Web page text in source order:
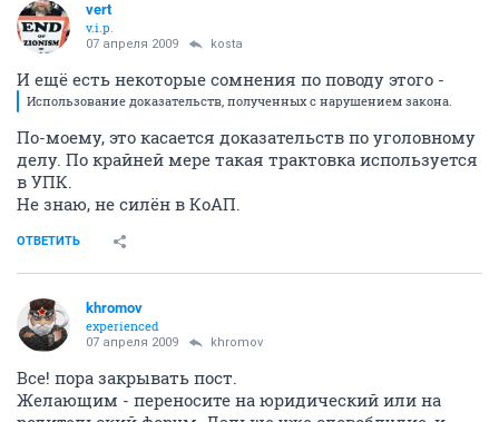
vert
v.i.p.
07 апреля 2009 kosta
И ещё есть некоторые сомнения по поводу этого -
Использование доказательств, полученных с нарушением закона.
По-моему, это касается доказательств по уголовному
делу. По крайней мере такая трактовка используется
в УПК.
Не знаю, не силён в КоАП.
ОТВЕТИТЬ
khromov
experienced
07 апреля 2009 khromov
Все! пора закрывать пост.
Желающим - переносите на юридический или на